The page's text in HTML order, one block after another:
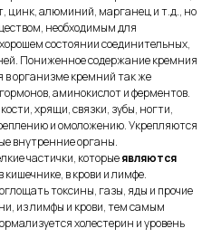
цинк, алюминий, марганец и т.д., но
необходимым для
состоянии соединительных,
Пониженное содержание кремния
организме кремний так же
аминокислот и ферментов.
хрящи, связки, зубы, ногти,
и омоложению. Укрепляются
внутренние органы.
частички, которыеявляются
в кишечнике, в крови и лимфе.
токсины, газы, яды и прочие
из лимфы и крови, тем самым
холестерин и уровень